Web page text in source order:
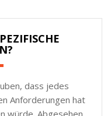
dass jedes
Anforderungen hat
würde. Abgesehen